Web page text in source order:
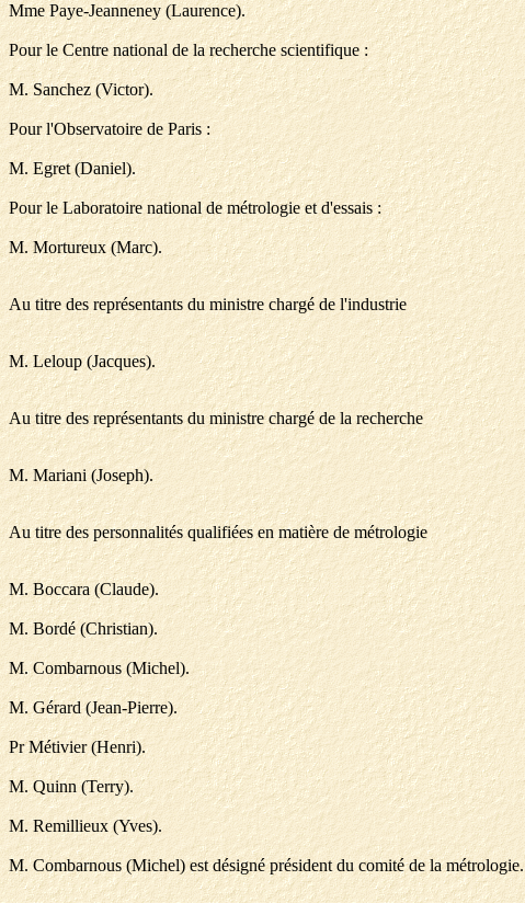
Mme Paye-Jeanneney (Laurence).
Pour le Centre national de la recherche scientifique :
M. Sanchez (Victor).
Pour l'Observatoire de Paris :
M. Egret (Daniel).
Pour le Laboratoire national de métrologie et d'essais :
M. Mortureux (Marc).
Au titre des représentants du ministre chargé de l'industrie
M. Leloup (Jacques).
Au titre des représentants du ministre chargé de la recherche
M. Mariani (Joseph).
Au titre des personnalités qualifiées en matière de métrologie
M. Boccara (Claude).
M. Bordé (Christian).
M. Combarnous (Michel).
M. Gérard (Jean-Pierre).
Pr Métivier (Henri).
M. Quinn (Terry).
M. Remillieux (Yves).
M. Combarnous (Michel) est désigné président du comité de la métrologie.